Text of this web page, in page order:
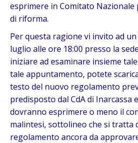
esprimere in Comitato
di riforma.
Per questa ragione vi invito ad
luglio alle ore 18:00 presso la
iniziare ad esaminare insieme
tale appuntamento, potete
testo del nuovo regolamento
predisposto dal CdA di Inarcassa
dovranno esprimere o meno il
malintesi, sottolineo che si tratta
regolamento ancora da